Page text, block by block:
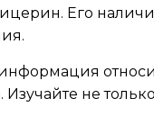
Его
Изучайте не